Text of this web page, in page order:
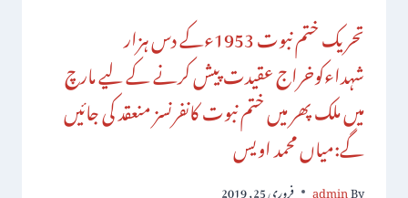
تحریک ختم نبوت 1953ءکے دس ہزار
شہداءکوخراج عقیدت پیش کرنے کے لیے مارچ
میں ملک پھر میں ختم نبوت کانفرنسز منعقد کی جائیں
گے:میاں محمد اویس
By
admin فروری 25, 2019